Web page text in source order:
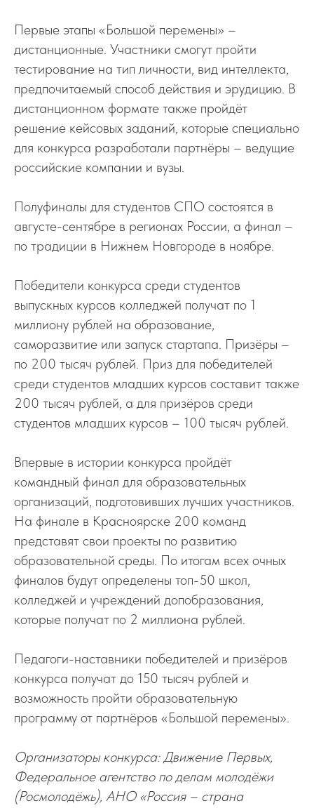
Первые этапы «Большой перемены» –
дистанционные. Участники смогут пройти
тестирование на тип личности, вид интеллекта,
предпочитаемый способ действия и эрудицию. В
дистанционном формате также пройдёт
решение кейсовых заданий, которые специально
для конкурса разработали партнёры – ведущие
российские компании и вузы.
Полуфиналы для студентов СПО состоятся в
августе-сентябре в регионах России, а финал –
по традиции в Нижнем Новгороде в ноябре.
Победители конкурса среди студентов
выпускных курсов колледжей получат по 1
миллиону рублей на образование,
саморазвитие или запуск стартапа. Призёры –
по 200 тысяч рублей. Приз для победителей
среди студентов младших курсов составит также
200 тысяч рублей, а для призёров среди
студентов младших курсов – 100 тысяч рублей.
Впервые в истории конкурса пройдёт
командный финал для образовательных
организаций, подготовивших лучших участников.
На финале в Красноярске 200 команд
представят свои проекты по развитию
образовательной среды. По итогам всех очных
финалов будут определены топ-50 школ,
колледжей и учреждений допобразования,
которые получат по 2 миллиона рублей.
Педагоги-наставники победителей и призёров
конкурса получат до 150 тысяч рублей и
возможность пройти образовательную
программу от партнёров «Большой перемены».
Организаторы конкурса: Движение Первых,
Федеральное агентство по делам молодёжи
(Росмолодёжь), АНО «Россия – страна